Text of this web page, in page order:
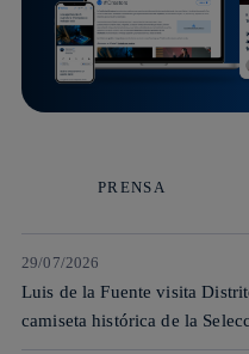
PRENSA
29/07/2026
Luis de la Fuente visita
camiseta histórica de la